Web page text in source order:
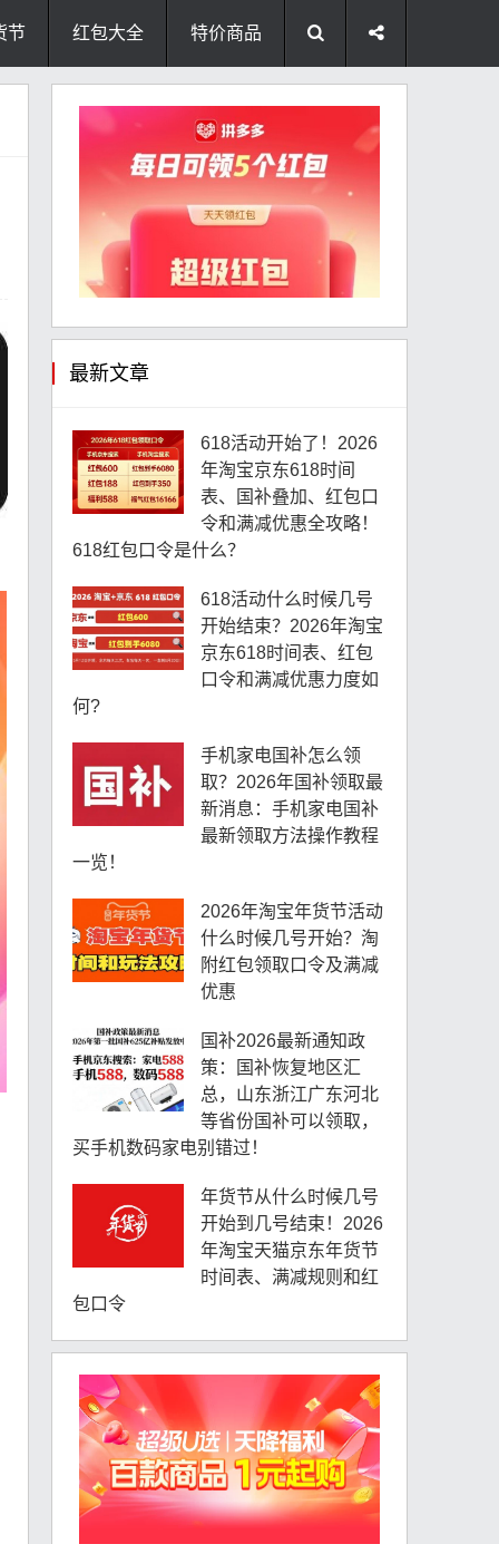
节 红包大全 特价商品
最新文章
618活动开始了！2026
年淘宝京东618时间
表、国补叠加、红包口
令和满减优惠全攻略！
618红包口令是什么？
618活动什么时候几号
开始结束？2026年淘宝
京东618时间表、红包
口令和满减优惠力度如
何?
手机家电国补怎么领
取？2026年国补领取最
新消息：手机家电国补
最新领取方法操作教程
一览！
2026年淘宝年货节活动
什么时候几号开始？淘
附红包领取口令及满减
优惠
国补2026最新通知政
策：国补恢复地区汇
总，山东浙江广东河北
等省份国补可以领取，
买手机数码家电别错过！
年货节从什么时候几号
开始到几号结束！2026
年淘宝天猫京东年货节
时间表、满减规则和红
包口令